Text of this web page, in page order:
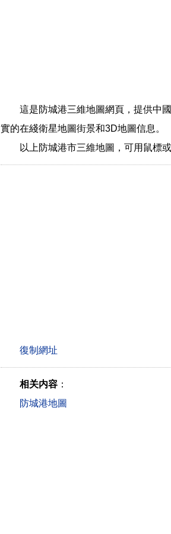
這是防城港三維地圖網頁，提供中
實的在綫衛星地圖街景和3D地圖信息。
以上防城港市三維地圖，可用鼠標
相关内容 ：
防城港地圖